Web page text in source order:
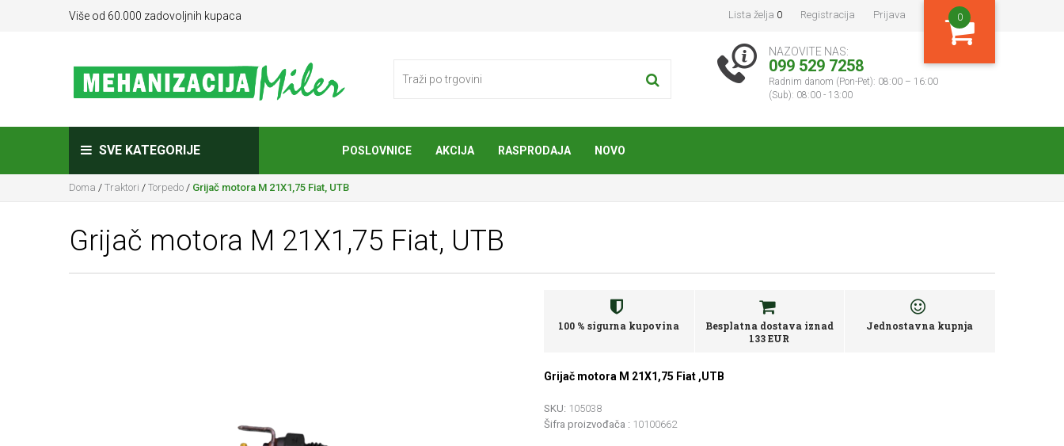
Više od 60.000 zadovoljnih kupaca Lista želja 0 Registracija Prijava 0
NAZOVITE NAS:
099 529 7258
Radnim danom (Pon-Pet): 08:00 – 16:00
(Sub): 08:00 - 13:00
SVE KATEGORIJE POSLOVNICE AKCIJA RASPRODAJA NOVO
Doma / Traktori / Torpedo / Grijač motora M 21X1,75 Fiat, UTB
Grijač motora M 21X1,75 Fiat, UTB
100 % sigurna kupovina
Besplatna dostava iznad
133 EUR
Jednostavna kupnja
Grijač motora M 21X1,75 Fiat ,UTB
SKU: 105038
Šifra proizvođača : 10100662